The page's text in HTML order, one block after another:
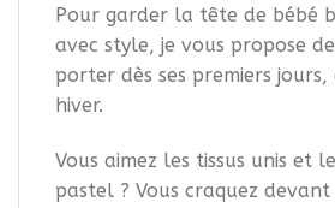
Pour garder la tête de bébé
avec style, je vous propose
porter dès ses premiers jours,
hiver.
Vous aimez les tissus unis et
pastel ? Vous craquez